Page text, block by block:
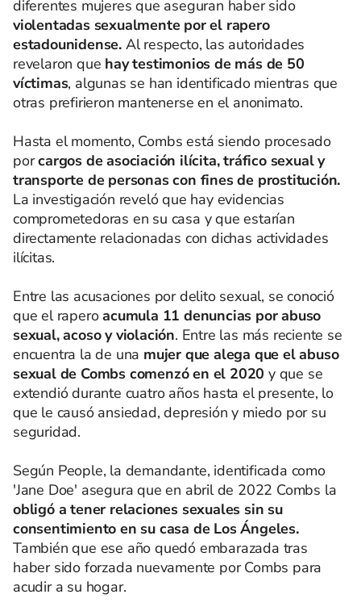
diferentes mujeres que aseguran haber sido
violentadas sexualmente por el rapero
estadounidense. Al respecto, las autoridades
revelaron que hay testimonios de más de 50
víctimas, algunas se han identificado mientras que
otras prefirieron mantenerse en el anonimato.
Hasta el momento, Combs está siendo procesado
porcargos de asociación ilícita, tráfico sexual y
transporte de personas con fines de prostitución.
La investigación reveló que hay evidencias
comprometedoras en su casa y que estarían
directamente relacionadas con dichas actividades
ilícitas.
Entre las acusaciones por delito sexual, se conoció
que el raperoacumula 11 denuncias por abuso
sexual, acoso y violación. Entre las más reciente se
encuentra la de una mujer que alega que el abuso
sexual de Combs comenzó en el 2020 y que se
extendió durante cuatro años hasta el presente, lo
que le causó ansiedad, depresión y miedo por su
seguridad.
Según People, la demandante, identificada como
'Jane Doe' asegura que en abril de 2022 Combs la
obligó a tener relaciones sexuales sin su
consentimiento en su casa de Los Ángeles.
También que ese año quedó embarazada tras
haber sido forzada nuevamente por Combs para
acudir a su hogar.